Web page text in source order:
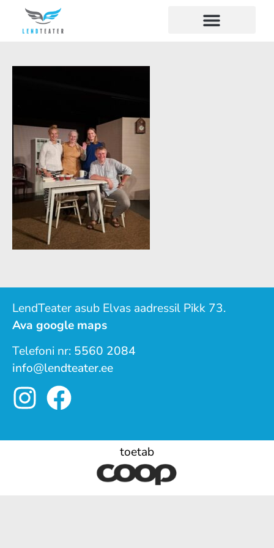
LendTeater asub Elvas aadressil Pikk 73.
Ava google maps
Telefoni nr: 5560 2084
info@lendteater.ee
toetab